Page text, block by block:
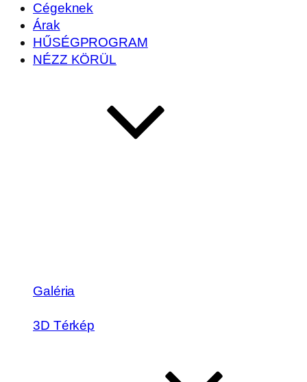
Cégeknek
Árak
HŰSÉGPROGRAM
NÉZZ KÖRÜL
Galéria
3D Térkép